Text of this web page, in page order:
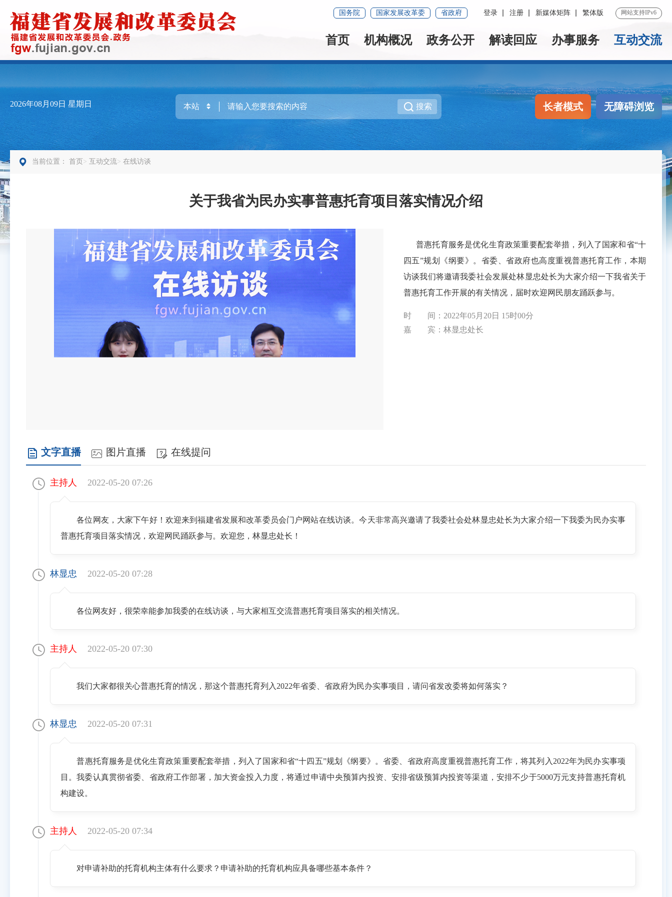
国务院 国家发展改革委 省政府 登录 注册 新媒体矩阵 繁体版 网站支持IPv6
首页 机构概况 政务公开 解读回应 办事服务 互动交流
2026年08月09日 星期日 搜索 长者模式 无障碍浏览
当前位置： 首页 互动交流 在线访谈
关于我省为民办实事普惠托育项目落实情况介绍
普惠托育服务是优化生育政策重要配套举措，列入了国家和省“十
四五”规划《纲要》。省委、省政府也高度重视普惠托育工作，本期
访谈我们将邀请我委社会发展处林显忠处长为大家介绍一下我省关于
普惠托育工作开展的有关情况，届时欢迎网民朋友踊跃参与。
时 间：2022年05月20日 15时00分
嘉 宾：林显忠处长
文字直播 图片直播 在线提问
主持人 2022-05-20 07:26
各位网友，大家下午好！欢迎来到福建省发展和改革委员会门户网站在线访谈。今天非常高兴邀请了我委社会处林显忠处长为大家介绍一下我委为民办实事
普惠托育项目落实情况，欢迎网民踊跃参与。欢迎您，林显忠处长！
林显忠 2022-05-20 07:28
各位网友好，很荣幸能参加我委的在线访谈，与大家相互交流普惠托育项目落实的相关情况。
主持人 2022-05-20 07:30
我们大家都很关心普惠托育的情况，那这个普惠托育列入2022年省委、省政府为民办实事项目，请问省发改委将如何落实？
林显忠 2022-05-20 07:31
普惠托育服务是优化生育政策重要配套举措，列入了国家和省“十四五”规划《纲要》。省委、省政府高度重视普惠托育工作，将其列入2022年为民办实事项
目。我委认真贯彻省委、省政府工作部署，加大资金投入力度，将通过申请中央预算内投资、安排省级预算内投资等渠道，安排不少于5000万元支持普惠托育机
构建设。
主持人 2022-05-20 07:34
对申请补助的托育机构主体有什么要求？申请补助的托育机构应具备哪些基本条件？